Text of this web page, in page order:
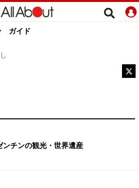
ガイド
ンチンの観光・世界遺産